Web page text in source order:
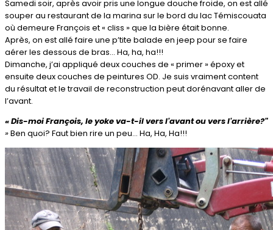
Samedi soir, après avoir pris une longue douche froide, on est allé
souper au restaurant de la marina sur le bord du lac Témiscouata
où demeure François et « cliss » que la bière était bonne.
Après, on est allé faire une p’tite balade en jeep pour se faire
aérer les dessous de bras… Ha, ha, ha!!!
Dimanche, j’ai appliqué deux couches de « primer » époxy et
ensuite deux couches de peintures OD. Je suis vraiment content
du résultat et le travail de reconstruction peut dorénavant aller de
l’avant.
« Dis-moi François, le yoke va-t-il vers l'avant ou vers l'arrière?"
»Ben quoi? Faut bien rire un peu… Ha, Ha, Ha!!!